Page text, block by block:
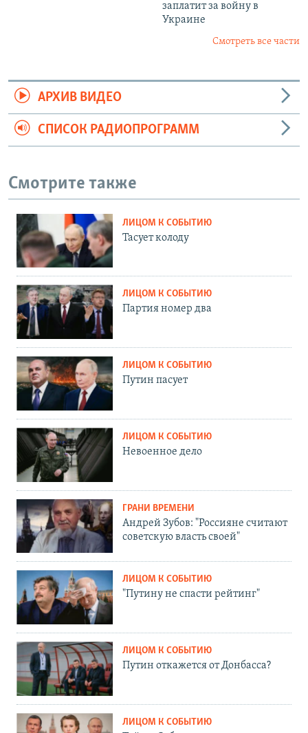
заплатит за войну в
Украине
Смотреть все части
АРХИВ ВИДЕО
СПИСОК РАДИОПРОГРАММ
Смотрите также
ЛИЦОМ К СОБЫТИЮ
Тасует колоду
ЛИЦОМ К СОБЫТИЮ
Партия номер два
ЛИЦОМ К СОБЫТИЮ
Путин пасует
ЛИЦОМ К СОБЫТИЮ
Невоенное дело
ГРАНИ ВРЕМЕНИ
Андрей Зубов: "Россияне считают
советскую власть своей"
ЛИЦОМ К СОБЫТИЮ
"Путину не спасти рейтинг"
ЛИЦОМ К СОБЫТИЮ
Путин откажется от Донбасса?
ЛИЦОМ К СОБЫТИЮ